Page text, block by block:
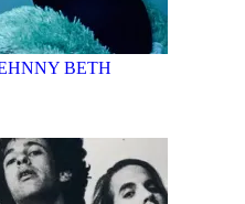
BETH